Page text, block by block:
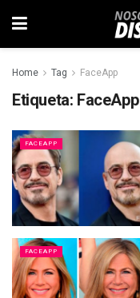
Home Tag FaceApp
Etiqueta: FaceApp
FACEAPP
FACEAPP